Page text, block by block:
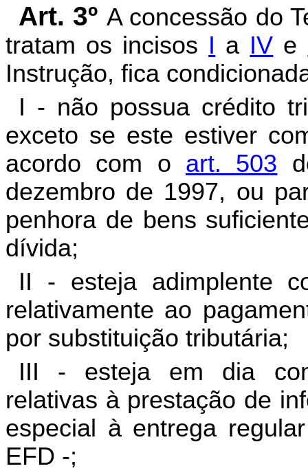
Art. 3º A concessão do
tratam os incisos I a IV e
Instrução, fica
I - não possua crédito
exceto se este estiver
acordo com o art. 503
dezembro de 1997, ou
penhora de bens
dívida;
II - esteja adimplente
relativamente ao
por substituição tributária;
III - esteja em dia
relativas à prestação de
especial à entrega
EFD -;